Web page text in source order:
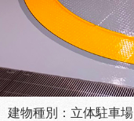
建物種別：立体駐車場